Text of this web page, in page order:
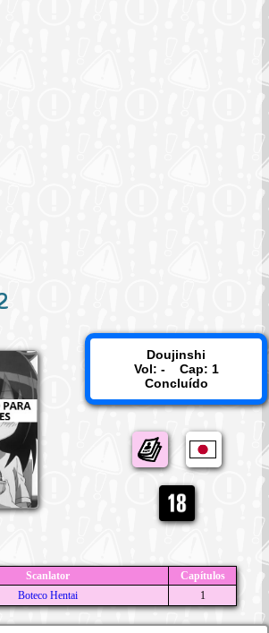
Doujinshi
Vol: - Cap: 1
Concluído
Scanlator
Capítulos
Boteco Hentai
1